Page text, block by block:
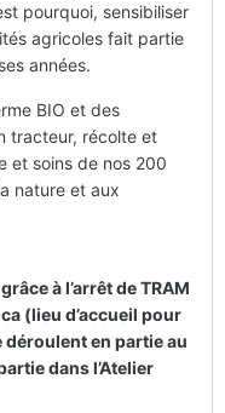
pourquoi, sensibiliser
agricoles fait partie
années.
BIO et des
tracteur, récolte et
et soins de nos 200
nature et aux
à l’arrêt de TRAM
(lieu d’accueil pour
en partie au
dans l’Atelier